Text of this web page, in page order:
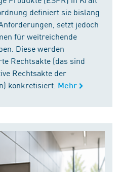
definiert sie bislang
setzt jedoch
für weitreichende
Diese werden
Rechtsakte (das sind
Rechtsakte der
konkretisiert. Mehr